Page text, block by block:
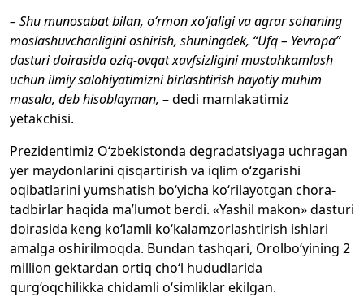
– Shu munosabat bilan, o‘rmon xo‘jaligi va agrar sohaning
moslashuvchanligini oshirish, shuningdek, “Ufq – Yevropa”
dasturi doirasida oziq-ovqat xavfsizligini mustahkamlash
uchun ilmiy salohiyatimizni birlashtirish hayotiy muhim
masala, deb hisoblayman, – dedi mamlakatimiz
yetakchisi.
Prezidentimiz O‘zbekistonda degradatsiyaga uchragan
yer maydonlarini qisqartirish va iqlim o‘zgarishi
oqibatlarini yumshatish bo‘yicha ko‘rilayotgan chora-
tadbirlar haqida ma’lumot berdi. «Yashil makon» dasturi
doirasida keng ko‘lamli ko‘kalamzorlashtirish ishlari
amalga oshirilmoqda. Bundan tashqari, Orolbo‘yining 2
million gektardan ortiq cho‘l hududlarida
qurg‘oqchilikka chidamli o‘simliklar ekilgan.